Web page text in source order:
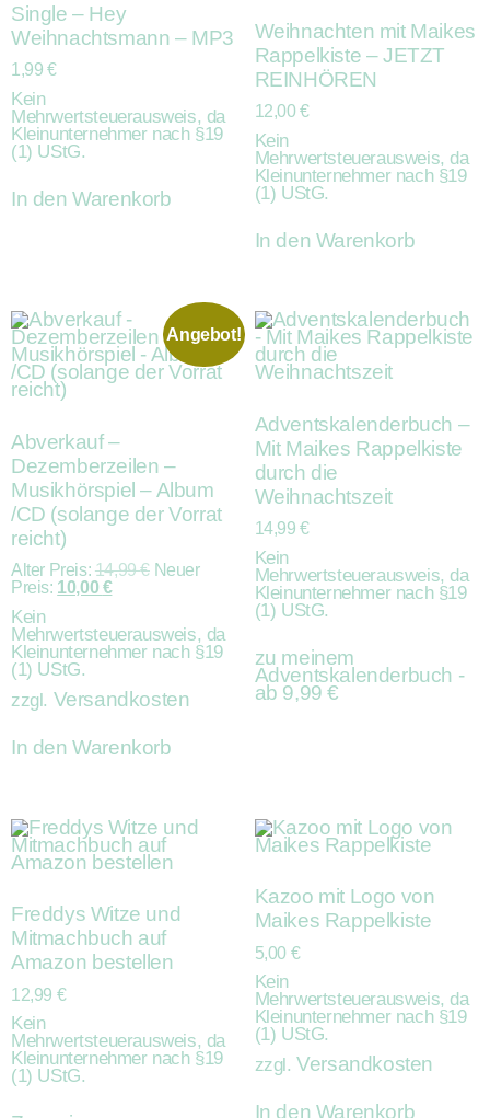
Single – Hey
Weihnachtsmann – MP3
1,99 €
Kein
Mehrwertsteuerausweis, da
Kleinunternehmer nach §19
(1) UStG.
In den Warenkorb
Weihnachten mit Maikes
Rappelkiste – JETZT
REINHÖREN
12,00€
Kein
Mehrwertsteuerausweis, da
Kleinunternehmer nach §19
(1) UStG.
In den Warenkorb
Angebot!
Abverkauf –
Dezemberzeilen –
Musikhörspiel – Album
/CD (solange der Vorrat
reicht)
Alter Preis: 14,99€ Neuer
Preis: 10,00 €
Kein
Mehrwertsteuerausweis, da
Kleinunternehmer nach §19
(1) UStG.
zzgl. Versandkosten
In den Warenkorb
Adventskalenderbuch –
Mit Maikes Rappelkiste
durch die
Weihnachtszeit
14,99€
Kein
Mehrwertsteuerausweis, da
Kleinunternehmer nach §19
(1) UStG.
zu meinem
Adventskalenderbuch -
ab 9,99 €
Freddys Witze und
Mitmachbuch auf
Amazon bestellen
12,99 €
Kein
Mehrwertsteuerausweis, da
Kleinunternehmer nach §19
(1) UStG.
Kazoo mit Logo von
Maikes Rappelkiste
5,00 €
Kein
Mehrwertsteuerausweis, da
Kleinunternehmer nach §19
(1) UStG.
zzgl.Versandkosten
In den Warenkorb